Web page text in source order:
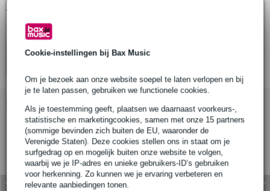
Cookie-instellingen bij Bax Music
Om je bezoek aan onze website soepel te laten verlopen en bij
je te laten passen, gebruiken we functionele cookies.
Als je toestemming geeft, plaatsen we daarnaast voorkeurs-,
statistische en marketingcookies, samen met onze 15 partners
(sommige bevinden zich buiten de EU, waaronder de
Verenigde Staten). Deze cookies stellen ons in staat om je
surfgedrag op en mogelijk buiten onze website te volgen,
waarbij we je IP-adres en unieke gebruikers-ID’s gebruiken
voor herkenning. Zo kunnen we je ervaring verbeteren en
relevante aanbiedingen tonen.
Bekijk alle productspecificaties
Bekijk ook eens (4)
Bekijk ook eens (1)